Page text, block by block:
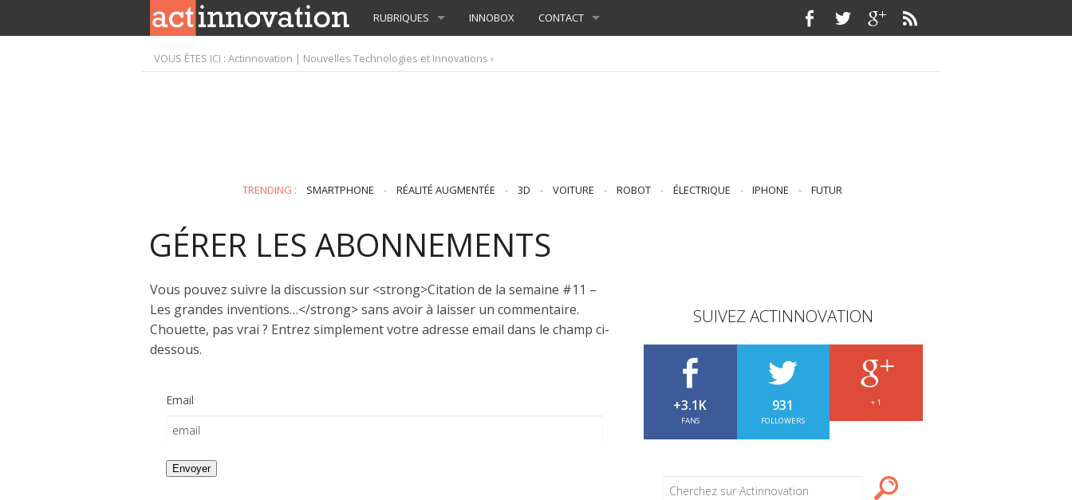
RUBRIQUES INNOBOX CONTACT
VOUS ÊTES ICI :Actinnovation | Nouvelles Technologies et Innovations ›
TRENDING : SMARTPHONE - RÉALITÉ AUGMENTÉE - 3D - VOITURE - ROBOT - ÉLECTRIQUE - IPHONE - FUTUR
GÉRER LES ABONNEMENTS
Vous pouvez suivre la discussion sur <strong>Citation de la semaine #11 –
Les grandes inventions…</strong> sans avoir à laisser un commentaire.
Chouette, pas vrai ? Entrez simplement votre adresse email dans le champ ci-
dessous.
Email
SUIVEZ ACTINNOVATION
+3.1K
FANS
931
FOLLOWERS
+ 1